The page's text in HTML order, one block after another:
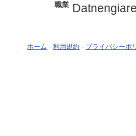
職業
ホーム - 利用規約 - プライバシーポ